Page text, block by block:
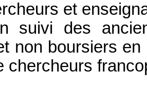
et
suivi des
non boursiers
chercheurs